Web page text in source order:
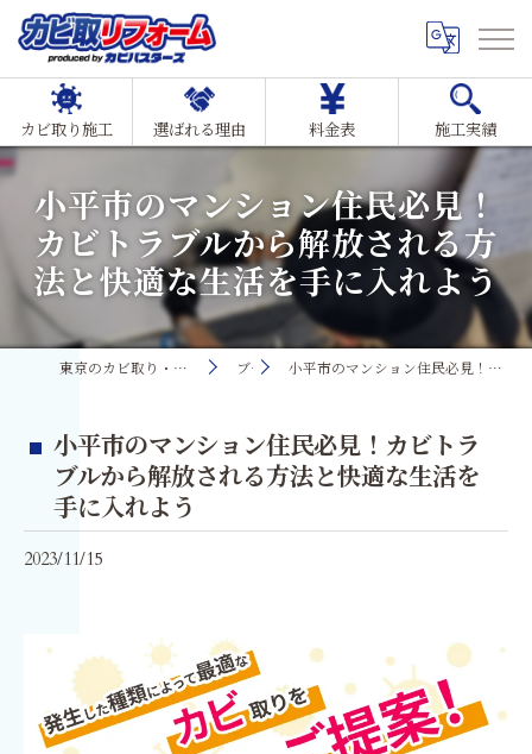
カビ取り施工 選ばれる理由 料金表 施工実績
小平市のマンション住民必見！
カビトラブルから解放される方
法と快適な生活を手に入れよう
東京のカビ取り・カビ対策ならMIST工法®カビ取リフォーム ブログ 小平市のマンション住民必見！カビトラブルから解放される方法と快適な生活を手に入れよう
小平市のマンション住民必見！カビトラ
ブルから解放される方法と快適な生活を
手に入れよう
2023/11/15